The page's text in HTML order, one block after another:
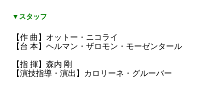
▼スタッフ
【作 曲】 オットー・ニコライ
【台 本】 ヘルマン・ザロモン・モーゼンタール
【指 揮】 森内 剛
【演技指導・演出】
カロリーネ・グルーバー